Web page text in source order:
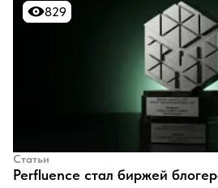
829
829
Статьи
Perfluence стал биржей